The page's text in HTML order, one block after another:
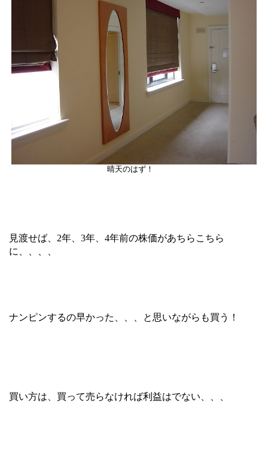
晴天のはず！
見渡せば、2年、3年、4年前の株価があちらこちら
に、、、、
ナンピンするの早かった、、、と思いながらも買う！
買い方は、買って売らなければ利益はでない、、、